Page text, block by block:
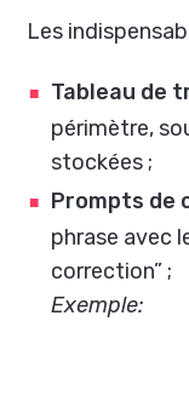
Les
Tableau de
périmètre,
stockées ;
Prompts de
phrase avec
correction” ;
Exemple: